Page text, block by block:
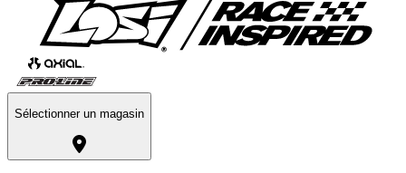
Sélectionner un magasin